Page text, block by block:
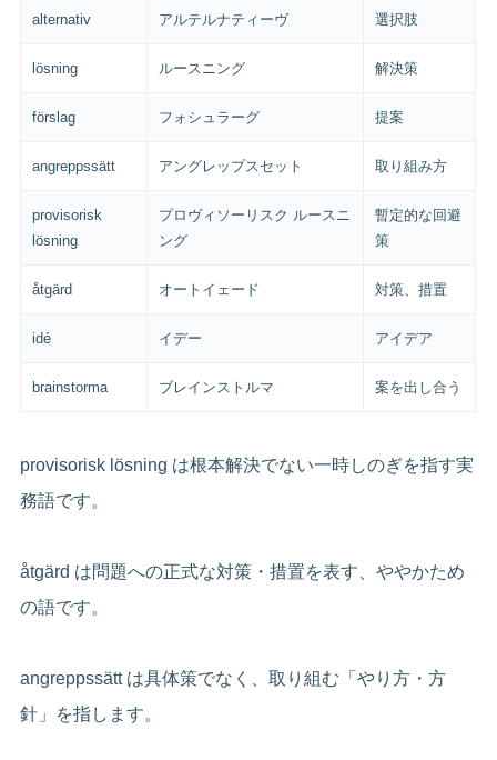
alternativ アルテルナティーヴ 選択肢
lösning ルースニング 解決策
förslag フォシュラーグ 提案
angreppssätt アングレップスセット 取り組み方
provisorisk
lösning
プロヴィソーリスク ルースニ
ング
暫定的な回避
策
åtgärd オートイェード 対策、措置
idé イデー アイデア
brainstorma ブレインストルマ 案を出し合う
provisorisk lösning は根本解決でない一時しのぎを指す実
務語です。
åtgärd は問題への正式な対策・措置を表す、ややかため
の語です。
angreppssätt は具体策でなく、取り組む「やり方・方
針」を指します。